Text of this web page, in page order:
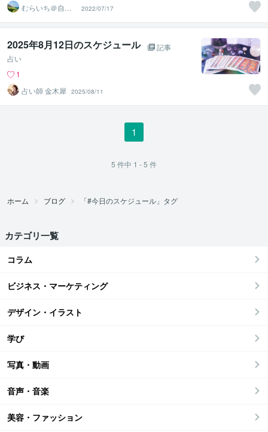
むらいち＠自己
啓発ライター
2022/07/17
2025年8月12日のスケジュール
記事
占い
1
占い師 金木犀
2025/08/11
1
5 件中 1 - 5 件
ホーム ブログ 「#今日のスケジュール」タグ
カテゴリ一覧
コラム
ビジネス・マーケティング
デザイン・イラスト
学び
写真・動画
音声・音楽
美容・ファッション